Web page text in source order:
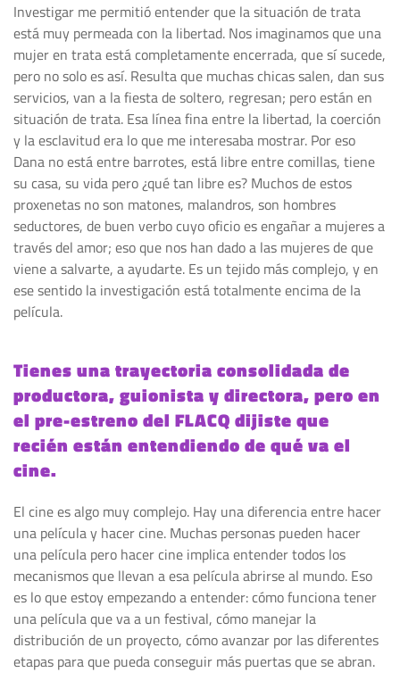
Investigar me permitió entender que la situación de trata
está muy permeada con la libertad. Nos imaginamos que una
mujer en trata está completamente encerrada, que sí sucede,
pero no solo es así. Resulta que muchas chicas salen, dan sus
servicios, van a la fiesta de soltero, regresan; pero están en
situación de trata. Esa línea fina entre la libertad, la coerción
y la esclavitud era lo que me interesaba mostrar. Por eso
Dana no está entre barrotes, está libre entre comillas, tiene
su casa, su vida pero ¿qué tan libre es? Muchos de estos
proxenetas no son matones, malandros, son hombres
seductores, de buen verbo cuyo oficio es engañar a mujeres a
través del amor; eso que nos han dado a las mujeres de que
viene a salvarte, a ayudarte. Es un tejido más complejo, y en
ese sentido la investigación está totalmente encima de la
película.
Tienes una trayectoria consolidada de
productora, guionista y directora, pero en
el pre-estreno del FLACQ dijiste que
recién están entendiendo de qué va el
cine.
El cine es algo muy complejo. Hay una diferencia entre hacer
una película y hacer cine. Muchas personas pueden hacer
una película pero hacer cine implica entender todos los
mecanismos que llevan a esa película abrirse al mundo. Eso
es lo que estoy empezando a entender: cómo funciona tener
una película que va a un festival, cómo manejar la
distribución de un proyecto, cómo avanzar por las diferentes
etapas para que pueda conseguir más puertas que se abran.